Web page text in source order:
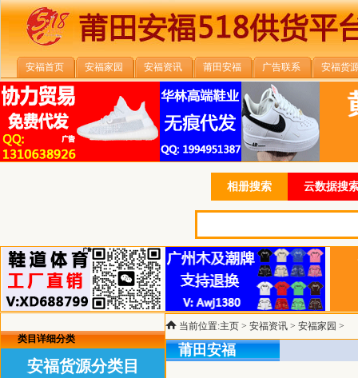
安福首页 安福家园 安福资讯 莆田安福 广告联系 安福货
相册搜索 云数据搜
类目详细分类
安福货源分类目
当前位置:主页 > 安福资讯 > 安福家园 >
莆田安福